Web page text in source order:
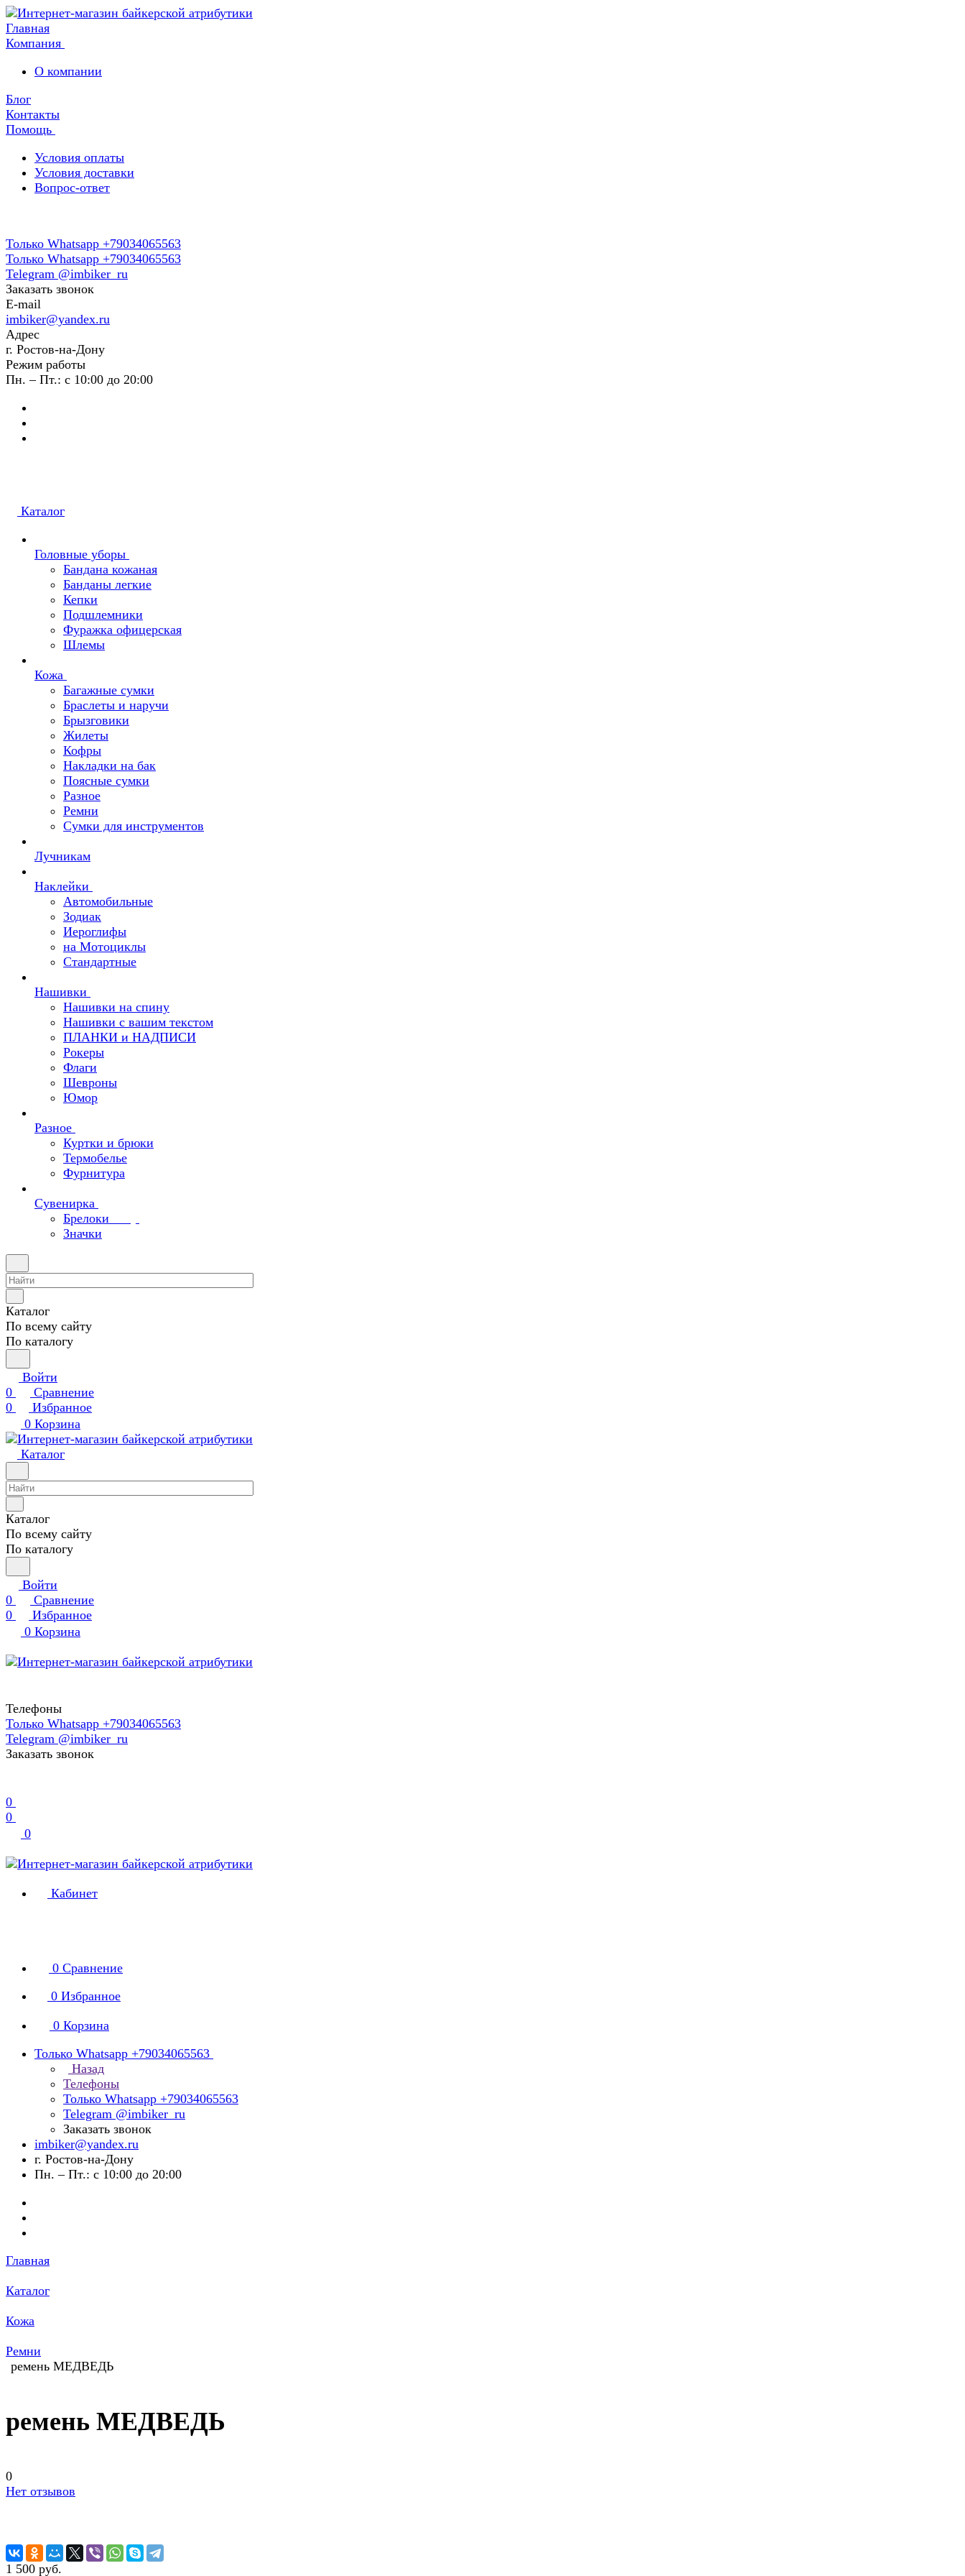
Главная
Компания
О компании
Блог
Контакты
Помощь
Условия оплаты
Условия доставки
Вопрос-ответ
Только Whatsapp +79034065563
Только Whatsapp +79034065563
Telegram @imbiker_ru
Заказать звонок
E-mail
imbiker@yandex.ru
Адрес
г. Ростов-на-Дону
Режим работы
Пн. – Пт.: с 10:00 до 20:00
Каталог
Головные уборы
Бандана кожаная
Банданы легкие
Кепки
Подшлемники
Фуражка офицерская
Шлемы
Кожа
Багажные сумки
Браслеты и наручи
Брызговики
Жилеты
Кофры
Накладки на бак
Поясные сумки
Разное
Ремни
Сумки для инструментов
Лучникам
Наклейки
Автомобильные
Зодиак
Иероглифы
на Мотоциклы
Стандартные
Нашивки
Нашивки на спину
Нашивки с вашим текстом
ПЛАНКИ и НАДПИСИ
Рокеры
Флаги
Шевроны
Юмор
Разное
Куртки и брюки
Термобелье
Фурнитура
Сувенирка
Брелоки
Значки
Каталог
По всему сайту
По каталогу
Войти
0
Сравнение
0
Избранное
0 Корзина
Каталог
Каталог
По всему сайту
По каталогу
Войти
0
Сравнение
0
Избранное
0 Корзина
Телефоны
Только Whatsapp +79034065563
Telegram @imbiker_ru
Заказать звонок
0
0
0
Кабинет
0 Сравнение
0 Избранное
0 Корзина
Только Whatsapp +79034065563
Назад
Телефоны
Только Whatsapp +79034065563
Telegram @imbiker_ru
Заказать звонок
imbiker@yandex.ru
г. Ростов-на-Дону
Пн. – Пт.: с 10:00 до 20:00
Главная
Каталог
Кожа
Ремни
ремень МЕДВЕДЬ
ремень МЕДВЕДЬ
0
Нет отзывов
1 500 руб.